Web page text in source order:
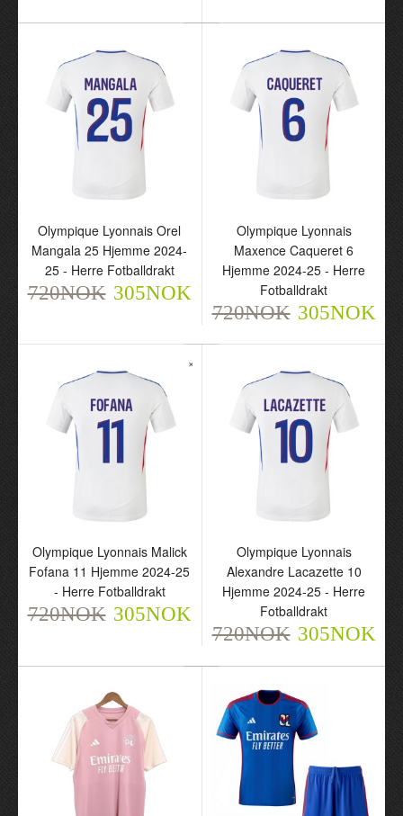
Alexandre Lacazette 10
Borte 2024-25 - Barn
Draktsett
720NOK 305NOK
Olympique Lyonnais
Hjemme 2024-25 - Herre
Fotballdrakt
720NOK 305NOK
Olympique Lyonnais
Hjemme 2024-25 - Barn
Draktsett
720NOK 305NOK
Olympique Lyonnais Orel
Mangala 25 Hjemme 2024-
25 - Herre Fotballdrakt
720NOK 305NOK
Olympique Lyonnais
Maxence Caqueret 6
Hjemme 2024-25 - Herre
Fotballdrakt
720NOK 305NOK
Olympique Lyonnais Malick
Fofana 11 Hjemme 2024-25
- Herre Fotballdrakt
720NOK 305NOK
Olympique Lyonnais
Alexandre Lacazette 10
Hjemme 2024-25 - Herre
Fotballdrakt
720NOK 305NOK